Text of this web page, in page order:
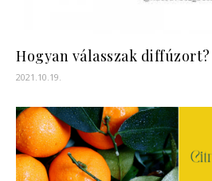
Hogyan válasszak diffúzort?
2021.10.19.